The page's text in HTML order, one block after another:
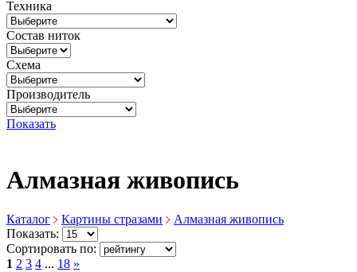
Техника
Состав ниток
Схема
Производитель
Показать
Алмазная живопись
Каталог Картины стразами
Алмазная живопись
Показать:
Сортировать по:
1 2 3 4 ... 18 »